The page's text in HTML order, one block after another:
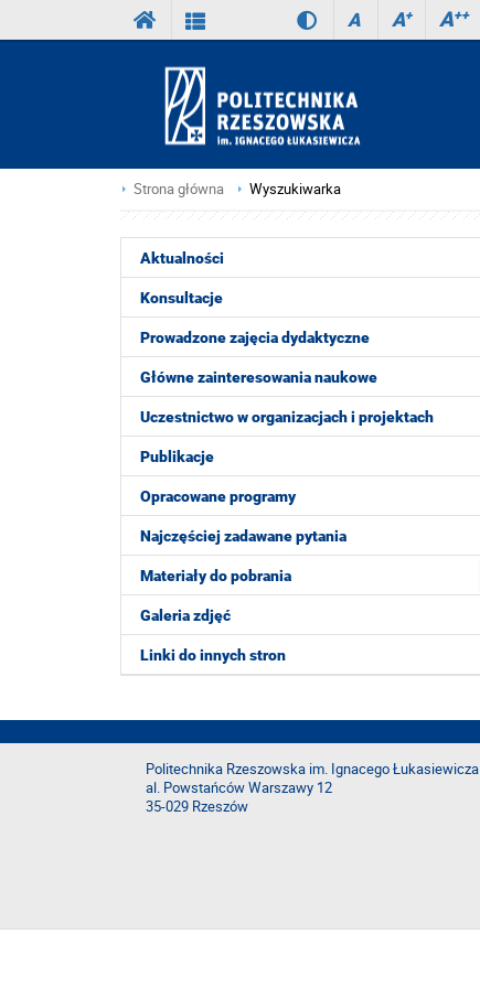
A A+ A++
Strona główna Wyszukiwarka
Aktualności
Konsultacje
Prowadzone zajęcia dydaktyczne
Główne zainteresowania naukowe
Uczestnictwo w organizacjach i projektach
Publikacje
Opracowane programy
Najczęściej zadawane pytania
Materiały do pobrania
Galeria zdjęć
Linki do innych stron
Politechnika Rzeszowska im. Ignacego Łukasiewicza
al. Powstańców Warszawy 12
35-029 Rzeszów